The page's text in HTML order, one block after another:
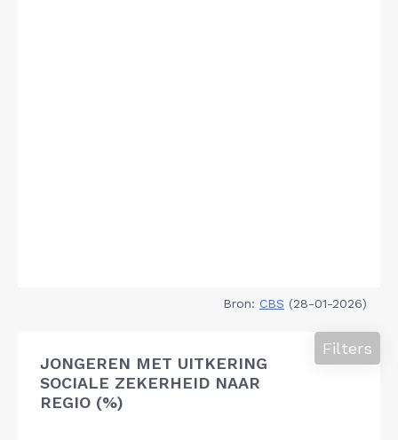
Bron: CBS (28-01-2026)
JONGEREN MET UITKERING
SOCIALE ZEKERHEID NAAR
REGIO (%)
Filters